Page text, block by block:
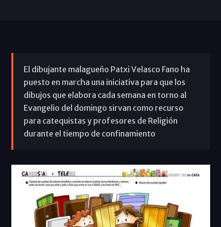
El dibujante malagueño Patxi Velasco Fano ha
puesto en marcha una iniciativa para que los
dibujos que elabora cada semana en torno al
Evangelio del domingo sirvan como recurso
para catequistas y profesores de Religión
durante el tiempo de confinamiento